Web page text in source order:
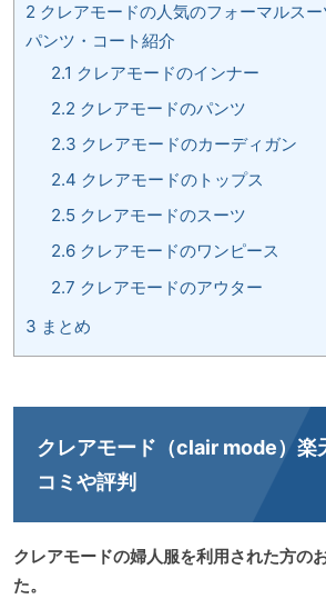
2 クレアモードの人気のフォーマルス
パンツ・コート紹介
2.1 クレアモードのインナー
2.2 クレアモードのパンツ
2.3 クレアモードのカーディガン
2.4 クレアモードのトップス
2.5クレアモードのスーツ
2.6クレアモードのワンピース
2.7 クレアモードのアウター
3 まとめ
クレアモード（clair mode）楽
コミや評判
クレアモードの婦人服を利用された方の
た。